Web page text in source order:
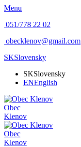
Menu
051/778 22 02
obecklenov@gmail.com
SKSlovensky
SKSlovensky
ENEnglish
Obec
Klenov
Obec
Klenov